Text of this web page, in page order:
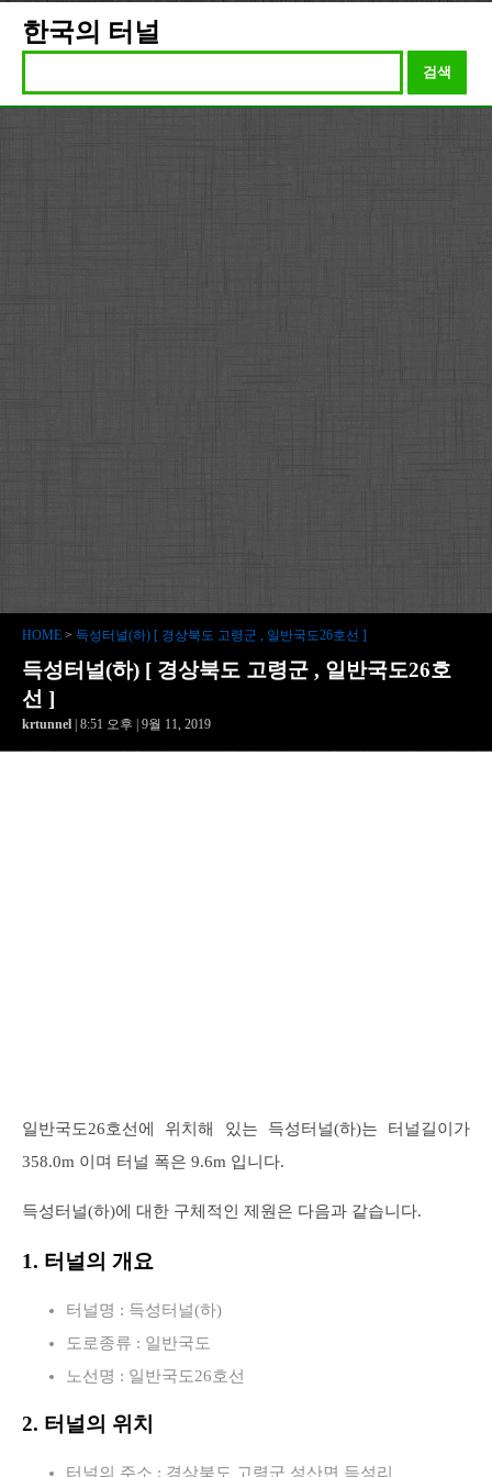
한국의 터널
검색
HOME > 득성터널(하) [ 경상북도 고령군 , 일반국도26호선 ]
득성터널(하) [ 경상북도 고령군 , 일반국도26호
선 ]
krtunnel | 8:51 오후 | 9월 11, 2019
일반국도26호선에 위치해 있는 득성터널(하)는 터널길이가
358.0m 이며 터널 폭은 9.6m 입니다.
득성터널(하)에 대한 구체적인 제원은 다음과 같습니다.
1. 터널의 개요
터널명 : 득성터널(하)
도로종류 : 일반국도
노선명 : 일반국도26호선
2. 터널의 위치
터널의 주소 : 경상북도 고령군 성산면 득성리